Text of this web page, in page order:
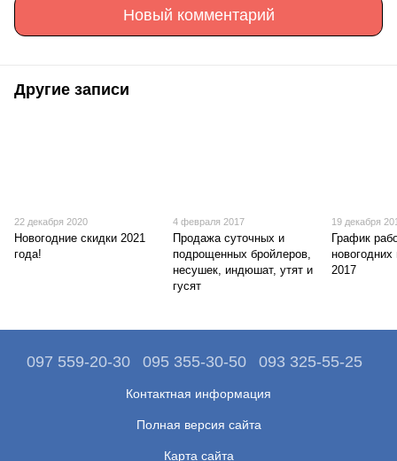
Новый комментарий
Другие записи
22 декабря 2020
Новогодние скидки 2021
года!
4 февраля 2017
Продажа суточных и
подрощенных бройлеров,
несушек, индюшат, утят и
гусят
19 декабря
График
новогодних
2017
097 559-20-30 095 355-30-50 093 325-55-25
Контактная информация
Полная версия сайта
Карта сайта